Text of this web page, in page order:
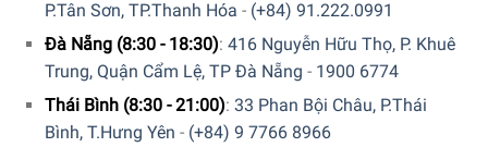
P.Tân Sơn, TP.Thanh Hóa - (+84) 91.222.0991
Đà Nẵng (8:30 - 18:30): 416 Nguyễn Hữu Thọ, P. Khuê
Trung, Quận Cẩm Lệ, TP Đà Nẵng - 1900 6774
Thái Bình (8:30 - 21:00): 33 Phan Bội Châu, P.Thái
Bình, T.Hưng Yên - (+84) 9 7766 8966